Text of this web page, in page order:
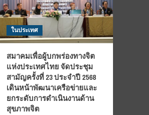
ในประเทศ
สมาคมเพื่อผู้บกพร่องทางจิต
แห่งประเทศไทย จัดประชุม
สามัญครั้งที่ 23 ประจำปี 2568
เดินหน้าพัฒนาเครือข่ายและ
ยกระดับการดำเนินงานด้าน
สุขภาพจิต